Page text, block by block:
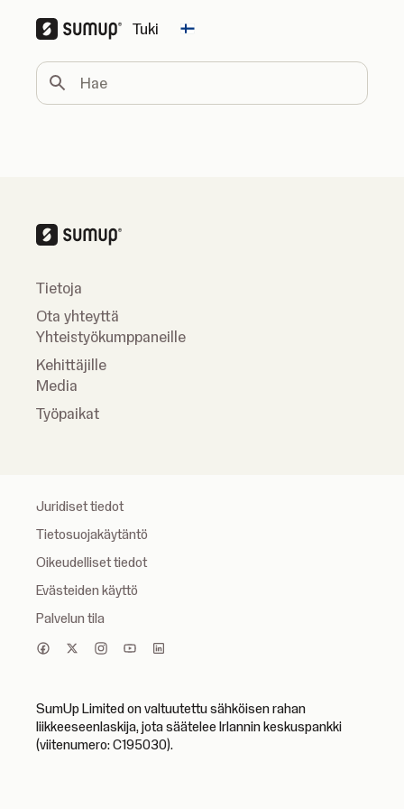
Tuki Change country
Hae
Tietoja
Ota yhteyttä
Yhteistyökumppaneille
Kehittäjille
Media
Työpaikat
Juridiset tiedot
Tietosuojakäytäntö
Oikeudelliset tiedot
Evästeiden käyttö
Palvelun tila
SumUp Limited on valtuutettu sähköisen rahan
liikkeeseenlaskija, jota säätelee Irlannin keskuspankki
(viitenumero: C195030).